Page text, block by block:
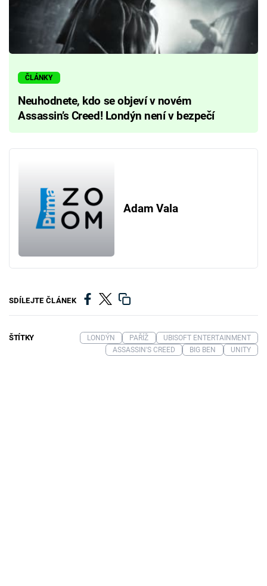
ČLÁNKY
Neuhodnete, kdo se objeví v novém
Assassin’s Creed! Londýn není v bezpečí
Adam Vala
SDÍLEJTE ČLÁNEK
ŠTÍTKY LONDÝN PAŘÍŽ
UBISOFT ENTERTAINMENT
ASSASSIN'S CREED
BIG BEN UNITY